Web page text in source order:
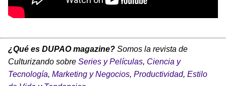
¿Qué es DUPAO magazine? Somos la revista de
Culturizando sobre Series y Películas, Ciencia y
Tecnología, Marketing y Negocios, Productividad, Estilo